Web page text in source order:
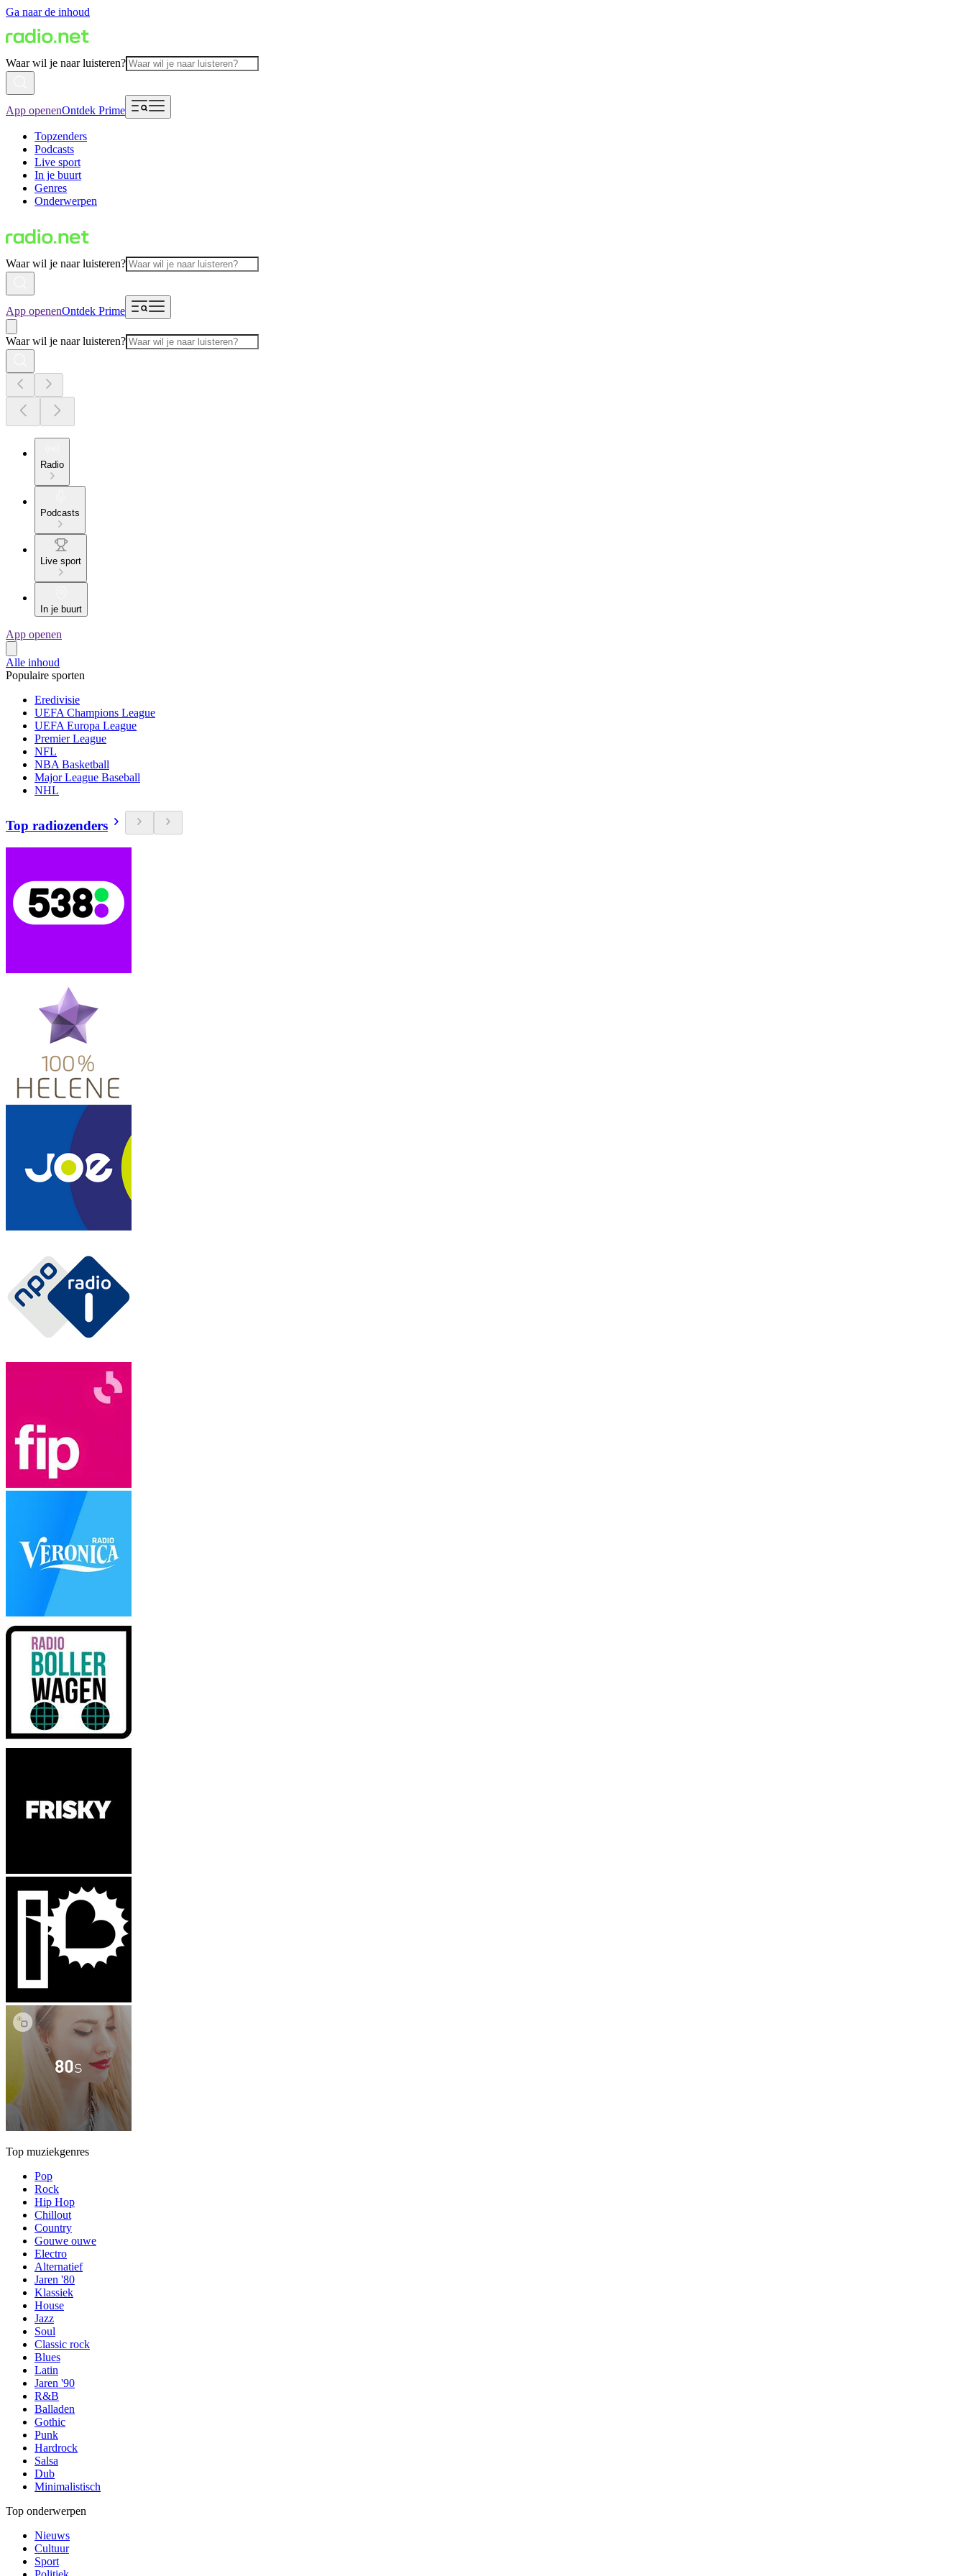
Ga naar de inhoud
Waar wil je naar luisteren?
App openenOntdek Prime
Topzenders
Podcasts
Live sport
In je buurt
Genres
Onderwerpen
Waar wil je naar luisteren?
App openenOntdek Prime
Waar wil je naar luisteren?
Radio
Podcasts
Live sport
In je buurt
App openen
Alle inhoud
Populaire sporten
Eredivisie
UEFA Champions League
UEFA Europa League
Premier League
NFL
NBA Basketball
Major League Baseball
NHL
Top radiozenders
Top muziekgenres
Pop
Rock
Hip Hop
Chillout
Country
Gouwe ouwe
Electro
Alternatief
Jaren '80
Klassiek
House
Jazz
Soul
Classic rock
Blues
Latin
Jaren '90
R&B
Balladen
Gothic
Punk
Hardrock
Salsa
Dub
Minimalistisch
Top onderwerpen
Nieuws
Cultuur
Sport